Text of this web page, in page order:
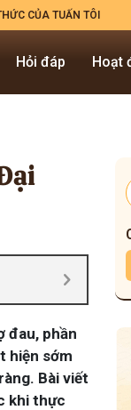
CỦA TUẤN TÔI
Hỏi đáp Hoạt
đau, phần
hiện sớm
Bài viết
khi thực